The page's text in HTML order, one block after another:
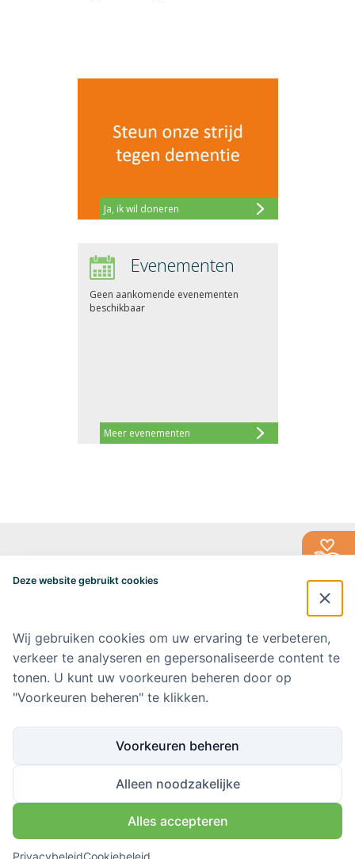
Ja, ik wil doneren
Evenementen
Meer evenementen
Geen aankomende evenementen
beschikbaar
Postbus 7057
alzheimercentrum@amsterdamumc.nl
Doneer via: NL 42 INGB 0006 9052 76 Ten name van: Stichting Steun
Alzheimercentrum Amsterdam
Amsterdam UMC
Volg ons via
Deze website gebruikt cookies
Wij gebruiken cookies om uw ervaring te verbeteren,
verkeer te analyseren en gepersonaliseerde content te
tonen. U kunt uw voorkeuren beheren door op
"Voorkeuren beheren" te klikken.
Voorkeuren beheren
Alleen noodzakelijke
Alles accepteren
PrivacybeleidCookiebeleid